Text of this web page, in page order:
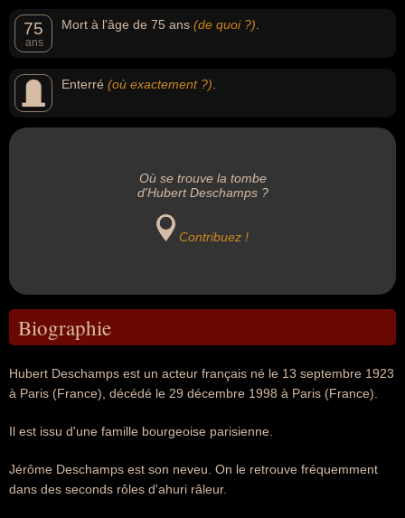
75
ans
Mort à l'âge de 75 ans (de quoi ?)
Enterré (où exactement ?)
Où se trouve la tombe
d'Hubert Deschamps ?
Contribuez !
Biographie
Hubert Deschamps est un acteur français né le 13 septembre 1923
à Paris (France), décédé le 29 décembre 1998 à Paris (France).
Il est issu d'une famille bourgeoise parisienne.
Jérôme Deschamps est son neveu. On le retrouve fréquemment
dans des seconds rôles d'ahuri râleur.